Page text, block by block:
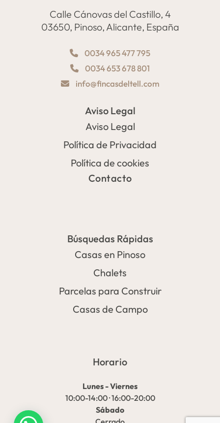
Calle Cánovas del Castillo, 4
03650, Pinoso, Alicante, España
0034 965 477 795
0034 653 678 801
info@fincasdeltell.com
Aviso Legal
Aviso Legal
Política de Privacidad
Política de cookies
Contacto
Búsquedas Rápidas
Casas en Pinoso
Chalets
Parcelas para Construir
Casas de Campo
Horario
Lunes - Viernes
10:00-14:00 · 16:00-20:00
Sábado